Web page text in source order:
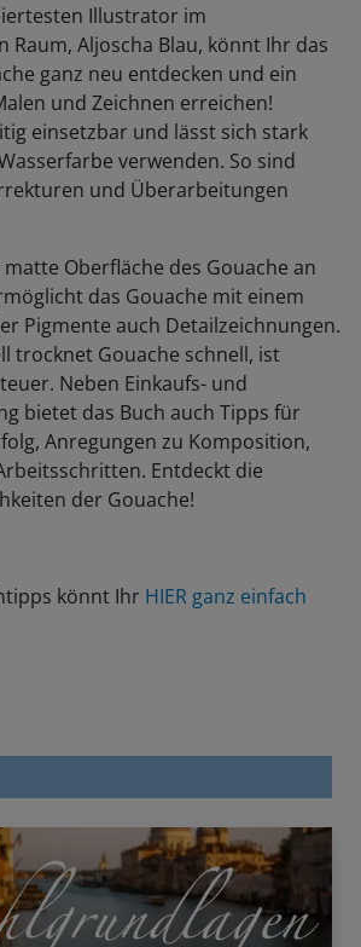
Illustrator im
Raum, Aljoscha Blau, könnt Ihr das
ganz neu entdecken und ein
und Zeichnen erreichen!
einsetzbar und lässt sich stark
verwenden. So sind
und Überarbeitungen
Oberfläche des Gouache an
das Gouache mit einem
Pigmente auch Detailzeichnungen.
trocknet Gouache schnell, ist
Neben Einkaufs- und
bietet das Buch auch Tipps für
Anregungen zu Komposition,
Entdeckt die
der Gouache!
könnt Ihr HIER ganz einfach